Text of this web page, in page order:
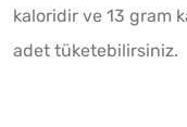
kaloridir ve 13 gram
adet tüketebilirsiniz.